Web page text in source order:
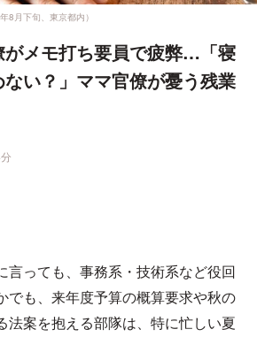
8月下旬、東京都内）
がメモ打ち要員で疲弊…「寝
い？」ママ官僚が憂う残業
言っても、事務系・技術系など役回
でも、来年度予算の概算要求や秋の
法案を抱える部隊は、特に忙しい夏